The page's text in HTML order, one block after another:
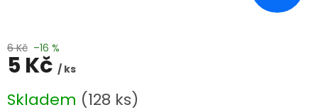
6 Kč –16 %
5 Kč / ks
cena:
Skladem (128 ks)